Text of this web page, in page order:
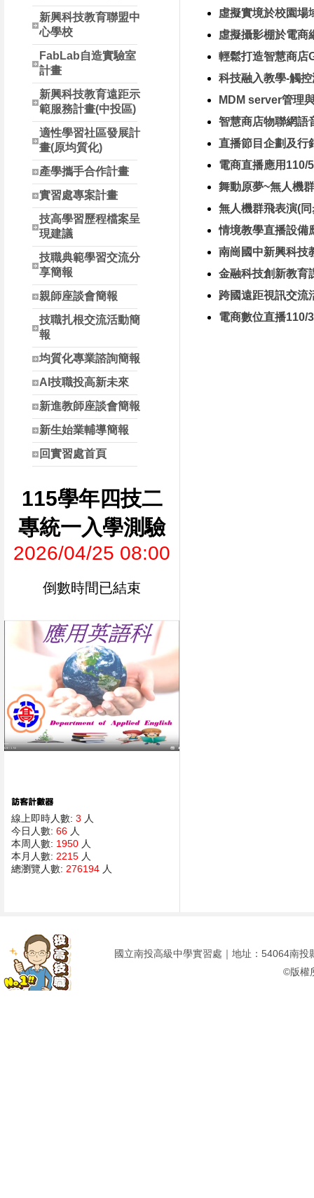
新興科技教育聯盟中
心學校
FabLab自造實驗室
計畫
新興科技教育遠距示
範服務計畫(中投區)
適性學習社區發展計
畫(原均質化)
產學攜手合作計畫
實習處專案計畫
技高學習歷程檔案呈
現建議
技職典範學習交流分
享簡報
親師座談會簡報
技職扎根交流活動簡
報
均質化專業諮詢簡報
AI技職投高新未來
新進教師座談會簡報
新生始業輔導簡報
回實習處首頁
115學年四技二
專統一入學測驗
2026/04/25 08:00
倒數時間已結束
線上即時人數: 3 人
今日人數: 66 人
本周人數: 1950 人
本月人數: 2215 人
總瀏覽人數: 276194 人
虛擬實境於校園場
虛擬攝影棚於電商
輕鬆打造智慧商店
科技融入教學-觸
MDM server管理
智慧商店物聯網語
直播節目企劃及行
電商直播應用110/
舞動原夢~無人機
無人機群飛表演(
情境教學直播設備
南崗國中新興科技
金融科技創新教育
跨國遠距視訊交流
電商數位直播110/
國立南投高級中學實習處｜地址：54064南
©版權